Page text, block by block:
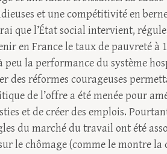
et une compétitivité en
que l’État social intervient,
en France le taux de pauvreté à
peu la performance du système
des réformes courageuses
de l’offre a été menée pour
et de créer des emplois.
du marché du travail ont été
le chômage (comme le montre